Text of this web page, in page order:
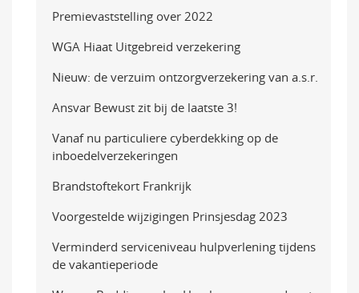
Premievaststelling over 2022
WGA Hiaat Uitgebreid verzekering
Nieuw: de verzuim ontzorgverzekering van a.s.r.
Ansvar Bewust zit bij de laatste 3!
Vanaf nu particuliere cyberdekking op de
inboedelverzekeringen
Brandstoftekort Frankrijk
Voorgestelde wijzigingen Prinsjesdag 2023
Verminderd serviceniveau hulpverlening tijdens
de vakantieperiode